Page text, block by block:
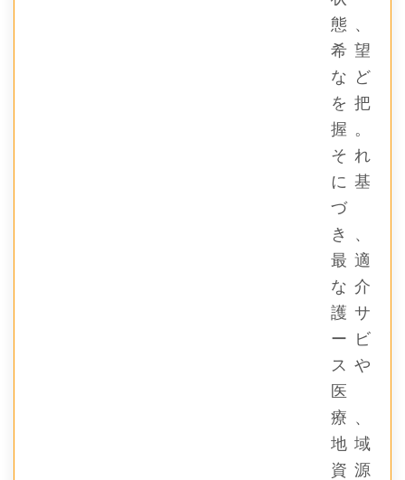
態、
希望
など
を把
握。
それ
に基
づ
き、
最適
な介
護サ
ービ
スや
医
療、
地域
資源